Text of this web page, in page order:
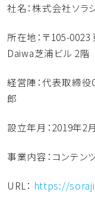
社名：株式会社ソラ
所在地：〒105-0023
Daiwa芝浦ビル 2階
経営陣：代表取締
郎
設立年月：2019年2月
事業内容：コンテン
URL： https://